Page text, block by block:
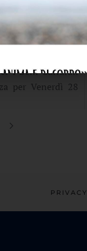
RITIRO
E
i Beni Culturali
per Venerdì 28
PRIVACY